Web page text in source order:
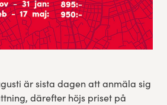
är sista dagen att anmäla sig
därefter höjs priset på